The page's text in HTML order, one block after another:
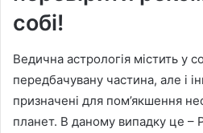
собі!
Ведична астрологія містить у
передбачувану частина, але і
призначені для пом’якшення
планет. В даному випадку це –